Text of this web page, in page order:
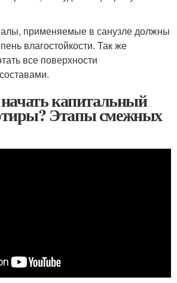
применяемые в санузле должны
влагостойкости. Так же
все поверхности
начать капитальный
Этапы смежных